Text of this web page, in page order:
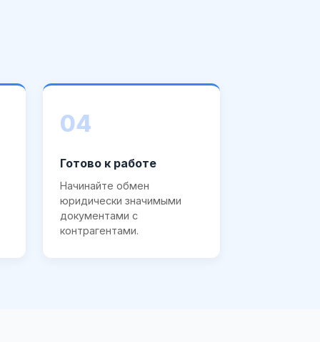
04
Готово к работе
Начинайте обмен
юридически значимыми
документами с
контрагентами.